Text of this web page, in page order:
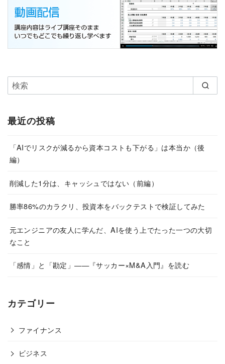
最近の投稿
「AIでリスクが減るから資本コストも下がる」は本当か（後
編）
削減した1分は、キャッシュではない（前編）
勝率86%のカラクリ、投資本をバックテストで検証してみた
元エンジニアの友人に学んだ、AIを使う上でたった一つの大切
なこと
「感情」と「勘定」——『サッカー×M&A入門』を読む
カテゴリー
ファイナンス
ビジネス